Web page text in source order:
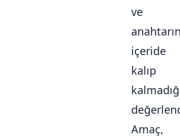
ve
içeride
kalıp
Amaç,